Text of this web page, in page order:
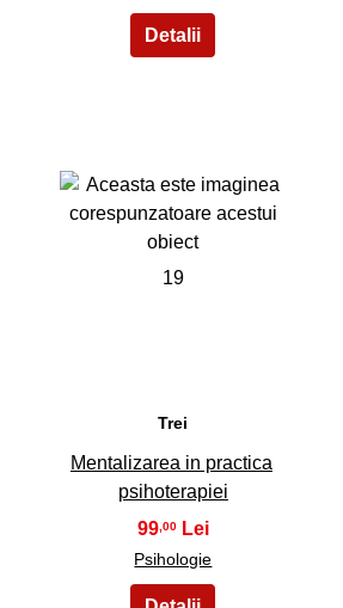
19
Trei
Mentalizarea in practica
psihoterapiei
99,00
Psihologie